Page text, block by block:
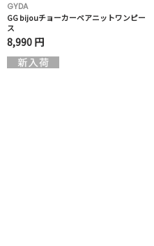
GYDA
GG bijouチョーカーベアニットワンピー
ス
8,990 円